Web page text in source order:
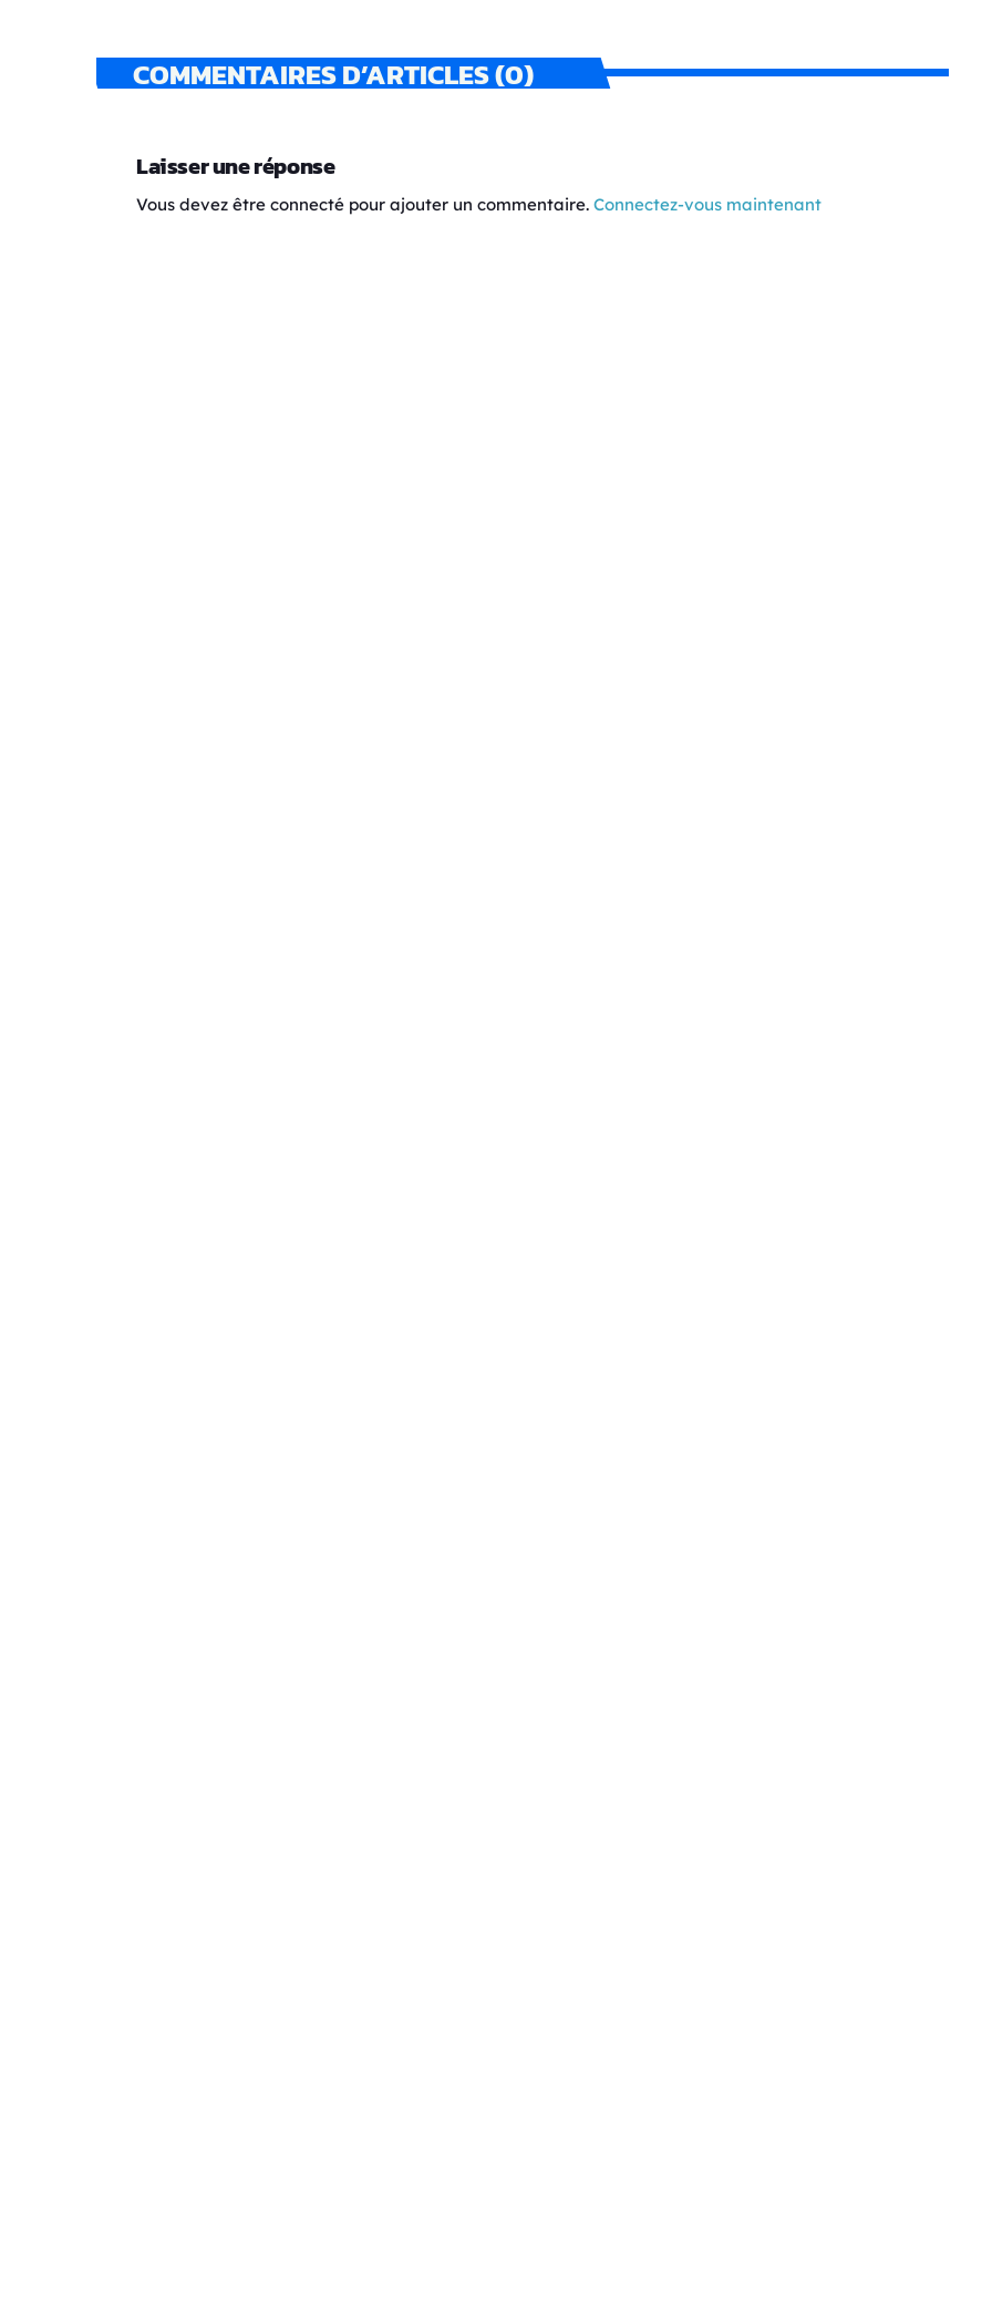
COMMENTAIRES D’ARTICLES (0)
Laisser une réponse
Vous devez être connecté pour ajouter un commentaire. Connectez-vous maintenant